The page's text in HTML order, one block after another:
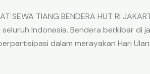
TIANG BENDERA HUT RI
Indonesia. Bendera berkibar di
dalam merayakan Hari